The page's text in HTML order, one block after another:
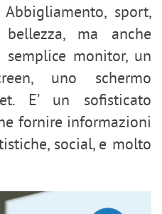
Abbigliamento, sport,
bellezza, ma anche
monitor, un
uno schermo
E’ un sofisticato
fornire informazioni
social, e molto